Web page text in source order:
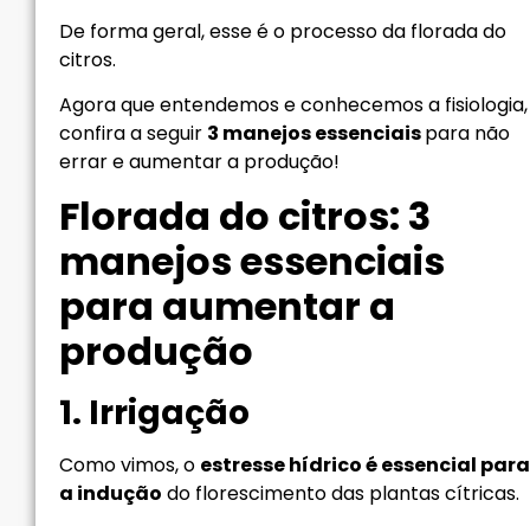
De forma geral, esse é o processo da florada do
citros.
Agora que entendemos e conhecemos a fisiologia,
confira a seguir 3 manejos essenciaispara não
errar e aumentar a produção!
Florada do citros: 3
manejos essenciais
para aumentar a
produção
1. Irrigação
Como vimos, o estresse hídrico é essencial para
a indução do florescimento das plantas cítricas.